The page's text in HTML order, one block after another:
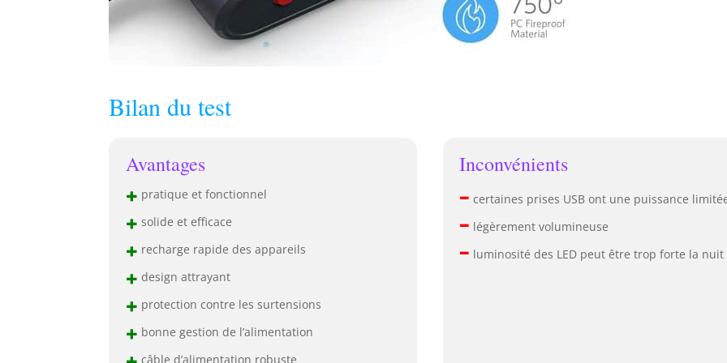
Bilan du test
Avantages
+ pratique et fonctionnel
+ solide et efficace
+ recharge rapide des appareils
+ design attrayant
+ protection contre les surtensions
+ bonne gestion de l’alimentation
câble d’alimentation robuste
Inconvénients
– certaines prises USB ont une puissance
– légèrement volumineuse
– luminosité des LED peut être trop forte la nuit